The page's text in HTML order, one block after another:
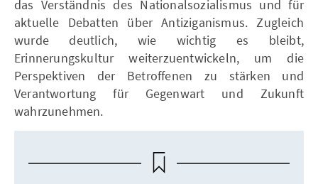
das Verständnis des Nationalsozialismus und für
aktuelle Debatten über Antiziganismus. Zugleich
wurde deutlich, wie wichtig es bleibt,
Erinnerungskultur weiterzuentwickeln, um die
Perspektiven der Betroffenen zu stärken und
Verantwortung für Gegenwart und Zukunft
wahrzunehmen.